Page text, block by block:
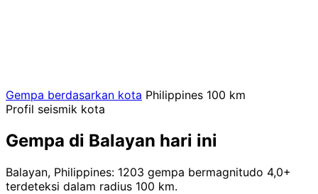
Gempa berdasarkan kota Philippines 100 km
Profil seismik kota
Gempa di Balayan hari ini
Balayan, Philippines: 1203 gempa bermagnitudo 4,0+
terdeteksi dalam radius 100 km.